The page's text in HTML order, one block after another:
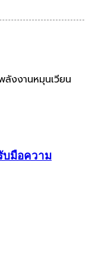
เ
ลังงานหมุนเวียน
บมือความ